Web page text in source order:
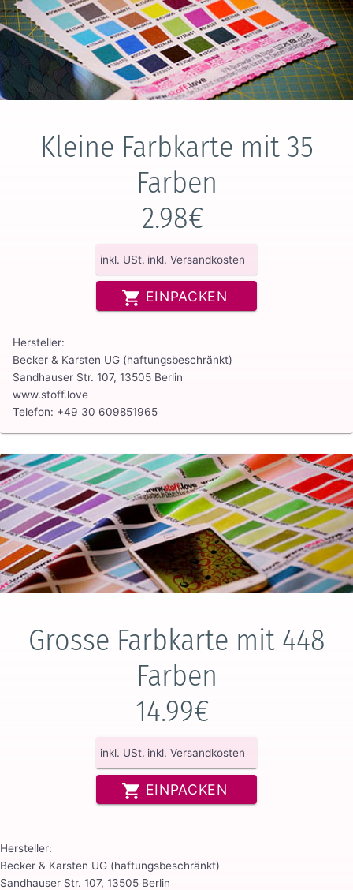
Kleine Farbkarte mit 35
Farben
2.98€
inkl. USt. inkl. Versandkosten
EINPACKEN
Hersteller:
Becker & Karsten UG (haftungsbeschränkt)
Sandhauser Str. 107, 13505 Berlin
www.stoff.love
Telefon: +49 30 609851965
Grosse Farbkarte mit 448
Farben
14.99€
inkl. USt. inkl. Versandkosten
EINPACKEN
Hersteller:
Becker & Karsten UG (haftungsbeschränkt)
Sandhauser Str. 107, 13505 Berlin